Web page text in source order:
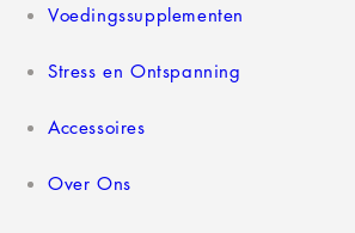
Voedingssupplementen
Stress en Ontspanning
Accessoires
Over Ons